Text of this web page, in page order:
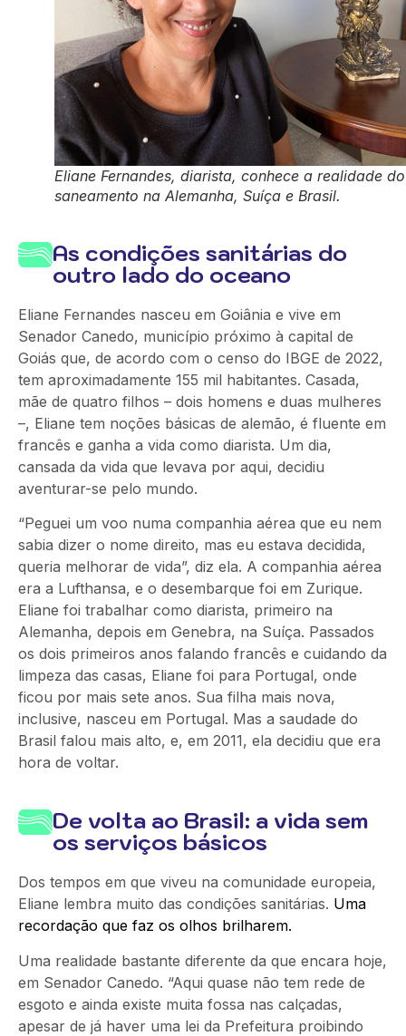
Eliane Fernandes, diarista, conhece a realidade do
saneamento na Alemanha, Suíça e Brasil.
As condições sanitárias do
outro lado do oceano
Eliane Fernandes nasceu em Goiânia e vive em
Senador Canedo, município próximo à capital de
Goiás que, de acordo com o censo do IBGE de 2022,
tem aproximadamente 155 mil habitantes. Casada,
mãe de quatro filhos – dois homens e duas mulheres
–, Eliane tem noções básicas de alemão, é fluente em
francês e ganha a vida como diarista. Um dia,
cansada da vida que levava por aqui, decidiu
aventurar-se pelo mundo.
“Peguei um voo numa companhia aérea que eu nem
sabia dizer o nome direito, mas eu estava decidida,
queria melhorar de vida”, diz ela. A companhia aérea
era a Lufthansa, e o desembarque foi em Zurique.
Eliane foi trabalhar como diarista, primeiro na
Alemanha, depois em Genebra, na Suíça. Passados
os dois primeiros anos falando francês e cuidando da
limpeza das casas, Eliane foi para Portugal, onde
ficou por mais sete anos. Sua filha mais nova,
inclusive, nasceu em Portugal. Mas a saudade do
Brasil falou mais alto, e, em 2011, ela decidiu que era
hora de voltar.
De volta ao Brasil: a vida sem
os serviços básicos
Dos tempos em que viveu na comunidade europeia,
Eliane lembra muito das condições sanitárias. Uma
recordação que faz os olhos brilharem.
Uma realidade bastante diferente da que encara hoje,
em Senador Canedo. “Aqui quase não tem rede de
esgoto e ainda existe muita fossa nas calçadas,
apesar de já haver uma lei da Prefeitura proibindo